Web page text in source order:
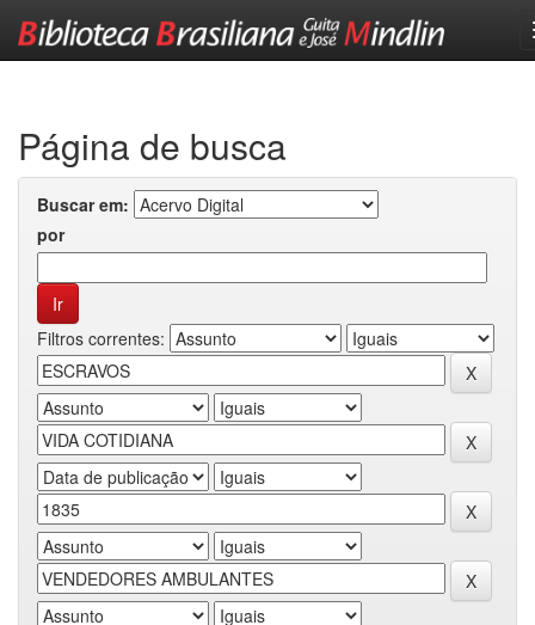
Página de busca
Buscar em:
por
Filtros correntes: